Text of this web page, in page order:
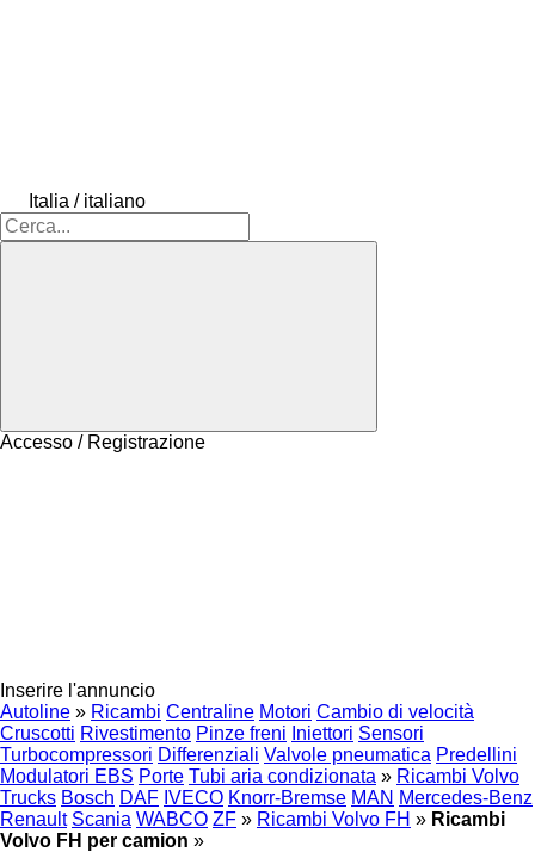
Italia / italiano
Accesso / Registrazione
Inserire l'annuncio
Autoline » Ricambi Centraline Motori Cambio di velocità
Cruscotti Rivestimento Pinze freni Iniettori Sensori
Turbocompressori Differenziali Valvole pneumatica Predellini
Modulatori EBS Porte Tubi aria condizionata » Ricambi Volvo
Trucks Bosch DAF IVECO Knorr-Bremse MAN Mercedes-Benz
Renault Scania WABCO ZF » Ricambi Volvo FH » Ricambi
Volvo FH per camion »